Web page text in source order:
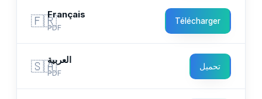
🇫🇷Français
PDF
Télécharger
🇸🇦العربية
PDF
تحميل